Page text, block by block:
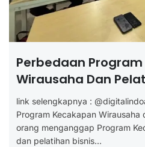
Perbedaan
Wirausaha Dan
link selengkapnya :
Program Kecakapan Wirausaha
orang menganggap Program
dan pelatihan bisnis...